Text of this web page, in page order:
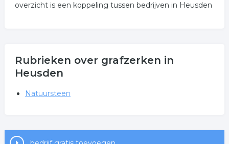
overzicht is een koppeling tussen bedrijven in Heusden
Rubrieken over grafzerken in
Heusden
Natuursteen